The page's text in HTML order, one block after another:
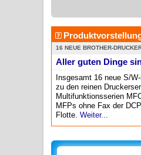
16 NEUE BROTHER-
Aller guten Dinge
Insgesamt 16 neue S/
zu den reinen
Multifunktionsserien
MFPs ohne Fax der
Flotte. Weiter...